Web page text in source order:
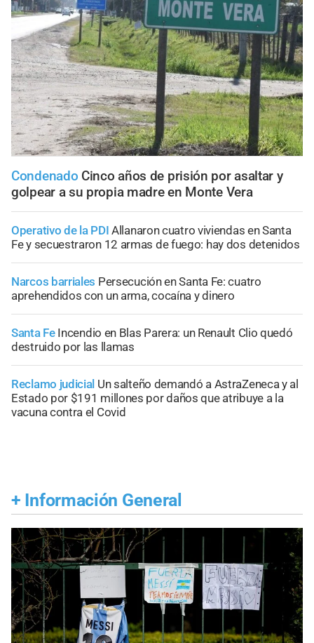
Condenado Cinco años de prisión por asaltar y
golpear a su propia madre en Monte Vera
Operativo de la PDI Allanaron cuatro viviendas en Santa
Fe y secuestraron 12 armas de fuego: hay dos detenidos
Narcos barriales Persecución en Santa Fe: cuatro
aprehendidos con un arma, cocaína y dinero
Santa Fe Incendio en Blas Parera: un Renault Clio quedó
destruido por las llamas
Reclamo judicial Un salteño demandó a AstraZeneca y al
Estado por $191 millones por daños que atribuye a la
vacuna contra el Covid
+ Información General